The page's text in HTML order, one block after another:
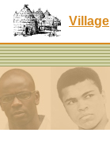
Village